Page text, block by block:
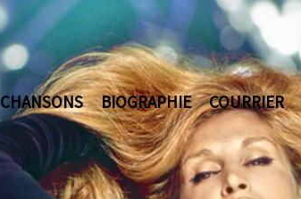
CHANSONS BIOGRAPHIE COURRIER